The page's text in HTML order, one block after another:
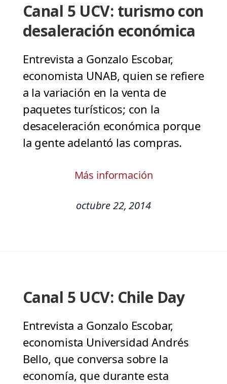
Canal 5 UCV: turismo con
desaleración económica
Entrevista a Gonzalo Escobar,
economista UNAB, quien se refiere
a la variación en la venta de
paquetes turísticos; con la
desaceleración económica porque
la gente adelantó las compras.
Más información
octubre 22, 2014
Canal 5 UCV: Chile Day
Entrevista a Gonzalo Escobar,
economista Universidad Andrés
Bello, que conversa sobre la
economía, que durante esta